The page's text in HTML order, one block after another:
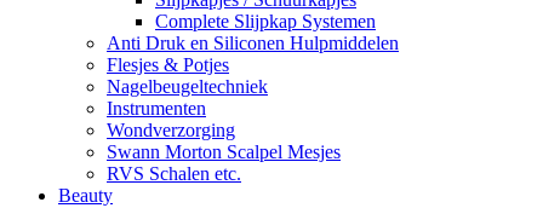
Complete Slijpkap Systemen
Anti Druk en Siliconen Hulpmiddelen
Flesjes & Potjes
Nagelbeugeltechniek
Instrumenten
Wondverzorging
Swann Morton Scalpel Mesjes
RVS Schalen etc.
Beauty